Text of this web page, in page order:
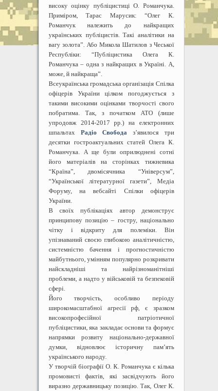
високу оцінку публіцистиці О. Романчука.
Приміром, Тарас Марусик: “Олег К.
Романчук належить до найкращих
українських публіцистів. Такі аналітики на
вагу золотаˮ. Або Микола Шатилов з Чеської
Республіки: “Публіцистика Олега К.
Романчука – одна з найкращих в Україні. А,
може, й найкращаˮ.
Всеукраїнська громадська організація Спілка
офіцерів України цілком погоджується з
такими високими оцінками творчості свого
побратима. Так, з початком АТО (лише
упродовж 2014-2017 рр.) на електронних
шпальтах Радіо Свобода з’явилося три
десятки гостроактуальних статей Олега К.
Романчука. А ще були оприлюднені сотні
його матеріалів на сторінках тижневика
“Країнаˮ, двомісячника “Універсумˮ,
“Української літературної газетиˮ, Медіа
Форуму, на вебсайті Спілки офіцерів
України.
В своїх публікаціях автор демонструє
принципову позицію – гостру, національно
чітку і відкриту для полеміки. Він
упізнаваний своєю глибокою аналітичністю,
системністю бачення і прогностичністю
майбутнього, умінням популярно розкривати
найскладніші та найрізноманітніші
проблеми, а надто у військовій та безпековій
сфері.
Його творчість, особливо періоду
широкомасштабної агресії рф, є зразком
високопрофесійної патріотичної
публіцистики, яка закладає основи та формує
напрямки розвиту національно-державної
думки, відновлює історичну пам’ять
українського народу.
У творчій біографії О. К. Романчука є кілька
промовисті фактів, які засвідчують його
виразно державницьку позицію. Так, Олег К.